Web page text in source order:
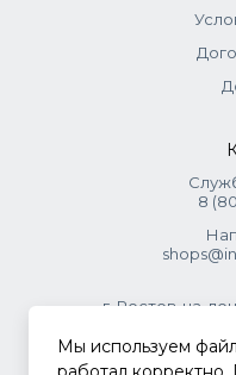
8
г. Ростов-на-
© 2026
Мы используем